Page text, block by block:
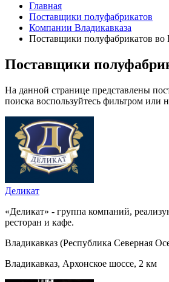
Главная
Поставщики полуфабрикатов
Компании Владикавказа
Поставщики полуфабрикатов во
Поставщики
На данной странице представлены
поиска воспользуйтесь фильтром
Деликат
«Деликат» - группа компаний,
ресторан и кафе.
Владикавказ (Республика Северная
Владикавказ, Архонское шоссе, 2 км